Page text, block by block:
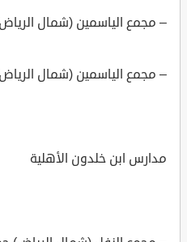
– مجمع الياسمين (شمال
– مجمع الياسمين (شمال
مدارس ابن خلدون الأهلية